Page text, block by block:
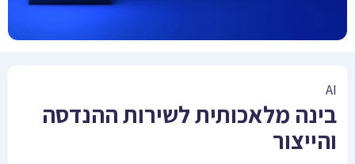
AI
בינה מלאכותית לשירות ההנדסה
והייצור